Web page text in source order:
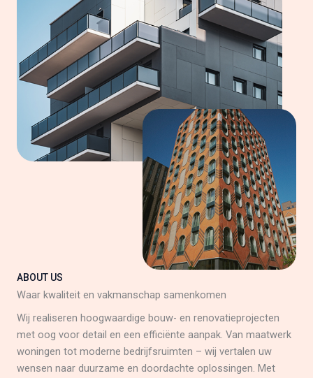
ABOUT US
Waar kwaliteit en vakmanschap samenkomen
Wij realiseren hoogwaardige bouw- en renovatieprojecten
met oog voor detail en een efficiënte aanpak. Van maatwerk
woningen tot moderne bedrijfsruimten – wij vertalen uw
wensen naar duurzame en doordachte oplossingen. Met